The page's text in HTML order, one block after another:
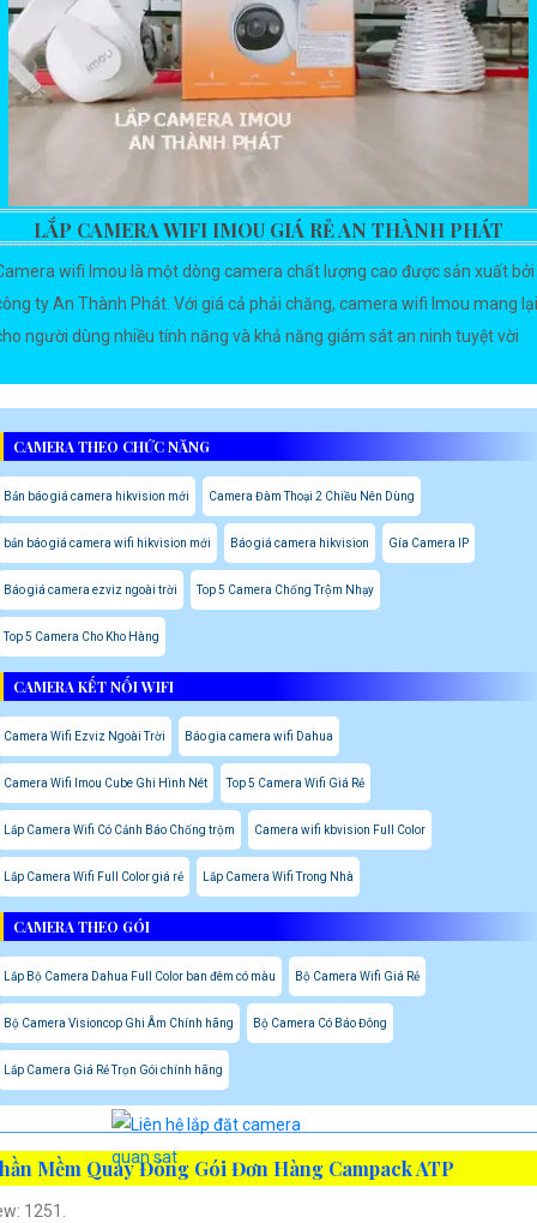
LẮP CAMERA WIFI IMOU GIÁ RẺ AN THÀNH PHÁT
wifi Imou là một dòng camera chất lượng cao được sản xuất bởi
ty An Thành Phát. Với giá cả phải chăng, camera wifi Imou mang lại
người dùng nhiều tính năng và khả năng giám sát an ninh tuyệt vời
CAMERA THEO CHỨC NĂNG
Bản báo giá camera hikvision mới Camera Đàm Thoại 2 Chiều Nên Dùng
bản báo giá camera wifi hikvision mới Báo giá camera hikvision Gía Camera IP
Báo giá camera ezviz ngoài trời Top 5 Camera Chống Trộm Nhạy
Top 5 Camera Cho Kho Hàng
CAMERA KẾT NỐI WIFI
Camera Wifi Ezviz Ngoài Trời Báo gia camera wifi Dahua
Camera Wifi Imou Cube Ghi Hình Nét Top 5 Camera Wifi Giá Rẻ
Lắp Camera Wifi Có Cảnh Báo Chống trộm Camera wifi kbvision Full Color
Lắp Camera Wifi Full Color giá rẻ Lắp Camera Wifi Trong Nhà
CAMERA THEO GÓI
Lắp Bộ Camera Dahua Full Color ban đêm có màu Bộ Camera Wifi Giá Rẻ
Bộ Camera Visioncop Ghi Âm Chính hãng Bộ Camera Có Báo Đông
Lắp Camera Giá Rẻ Trọn Gói chính hãng
Mềm Quay Đóng Gói Đơn Hàng Campack ATP
1251.